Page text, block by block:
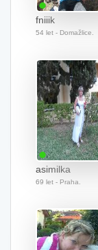
fniiik
54 let - Domažlice.
asimilka
69 let - Praha.